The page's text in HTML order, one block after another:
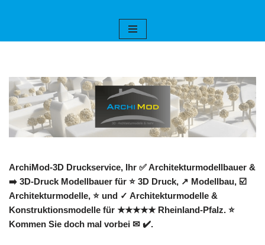
ArchiMod-3D Druckservice, Ihr ✅ Architekturmodellbauer &
➡️ 3D-Druck Modellbauer für ⭐ 3D Druck, ↗️ Modellbau, ☑️
Architekturmodelle, ⭐ und ✓ Architekturmodelle &
Konstruktionsmodelle für ★★★★★ Rheinland-Pfalz. ⭐
Kommen Sie doch mal vorbei ✉ ✔️.